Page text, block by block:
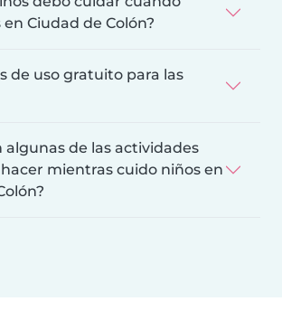
Ciudad de Colón?
de uso gratuito para las
algunas de las actividades
mientras cuido niños en